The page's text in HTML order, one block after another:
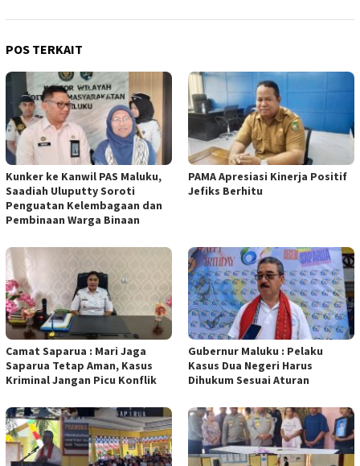
POS TERKAIT
Kunker ke Kanwil PAS Maluku,
Saadiah Uluputty Soroti
Penguatan Kelembagaan dan
Pembinaan Warga Binaan
PAMA Apresiasi Kinerja Positif
Jefiks Berhitu
Camat Saparua : Mari Jaga
Saparua Tetap Aman, Kasus
Kriminal Jangan Picu Konflik
Gubernur Maluku : Pelaku
Kasus Dua Negeri Harus
Dihukum Sesuai Aturan